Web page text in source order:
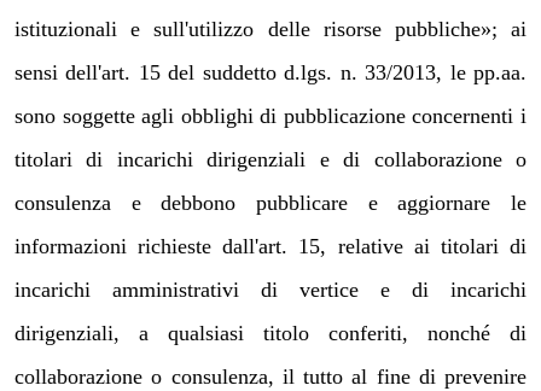
istituzionali e sull'utilizzo delle risorse pubbliche»; ai
sensi dell'art. 15 del suddetto d.lgs. n. 33/2013, le pp.aa.
sono soggette agli obblighi di pubblicazione concernenti i
titolari di incarichi dirigenziali e di collaborazione o
consulenza e debbono pubblicare e aggiornare le
informazioni richieste dall'art. 15, relative ai titolari di
incarichi amministrativi di vertice e di incarichi
dirigenziali, a qualsiasi titolo conferiti, nonché di
collaborazione o consulenza, il tutto al fine di prevenire